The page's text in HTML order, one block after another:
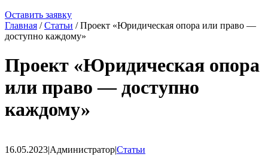
Оставить заявку
Главная /Статьи /Проект «Юридическая опора или право —
доступно каждому»
Проект «Юридическая опора
или право — доступно
каждому»
16.05.2023|Администратор|Статьи